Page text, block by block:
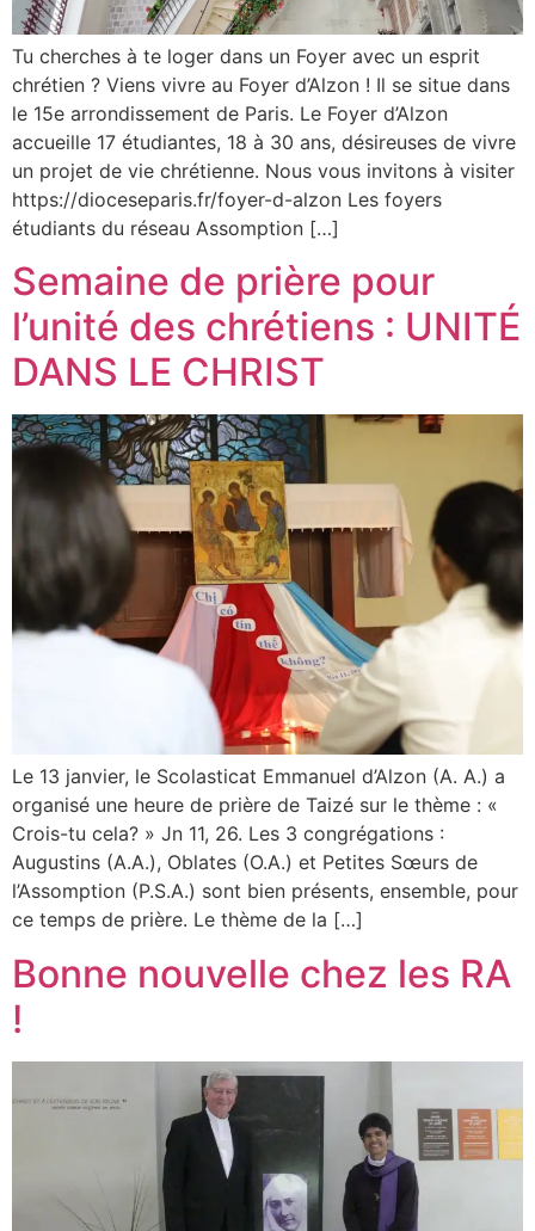
Tu cherches à te loger dans un Foyer avec un esprit
chrétien ? Viens vivre au Foyer d’Alzon ! Il se situe dans
le 15e arrondissement de Paris. Le Foyer d’Alzon
accueille 17 étudiantes, 18 à 30 ans, désireuses de vivre
un projet de vie chrétienne. Nous vous invitons à visiter
https://dioceseparis.fr/foyer-d-alzon Les foyers
étudiants du réseau Assomption […]
Semaine de prière pour
l’unité des chrétiens : UNITÉ
DANS LE CHRIST
Le 13 janvier, le Scolasticat Emmanuel d’Alzon (A. A.) a
organisé une heure de prière de Taizé sur le thème : «
Crois-tu cela? » Jn 11, 26. Les 3 congrégations :
Augustins (A.A.), Oblates (O.A.) et Petites Sœurs de
l’Assomption (P.S.A.) sont bien présents, ensemble, pour
ce temps de prière. Le thème de la […]
Bonne nouvelle chez les RA
!